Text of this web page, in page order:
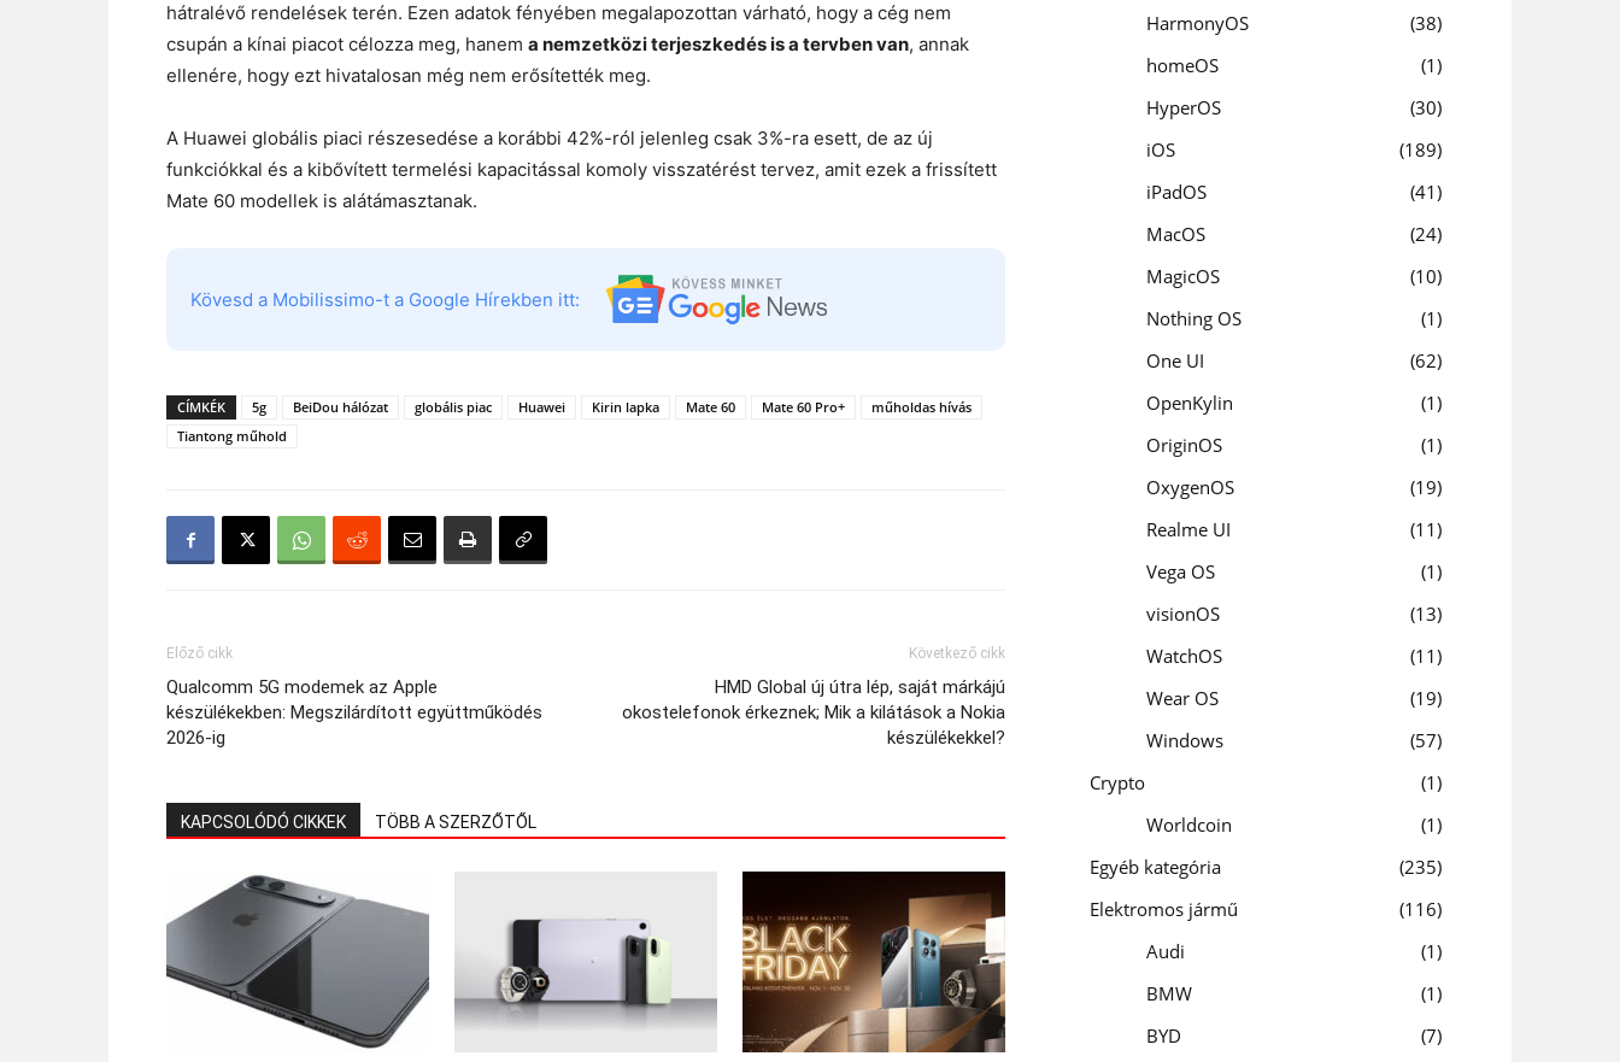
hátralévő rendelések terén. Ezen adatok fényében megalapozottan várható, hogy a cég nem
csupán a kínai piacot célozza meg, hanem a nemzetközi terjeszkedés is a tervben van, annak
ellenére, hogy ezt hivatalosan még nem erősítették meg.
A Huawei globális piaci részesedése a korábbi 42%-ról jelenleg csak 3%-ra esett, de az új
funkciókkal és a kibővített termelési kapacitással komoly visszatérést tervez, amit ezek a frissített
Mate 60 modellek is alátámasztanak.
Kövesd a Mobilissimo-t a Google Hírekben itt:
CÍMKÉK 5g BeiDou hálózat globális piac Huawei Kirin lapka Mate 60 Mate 60 Pro+
műholdas hívás
Tiantong műhold
Előző cikk
Qualcomm 5G modemek az Apple
készülékekben: Megszilárdított együttműködés
2026-ig
Következő cikk
HMD Global új útra lép, saját márkájú
okostelefonok érkeznek; Mik a kilátások a Nokia
készülékekkel?
KAPCSOLÓDÓ CIKKEK TÖBB A SZERZŐTŐL
HarmonyOS
38
homeOS
1
HyperOS
30
iOS
189
iPadOS
41
MacOS
24
MagicOS
10
Nothing OS
1
One UI
62
OpenKylin
1
OriginOS
1
OxygenOS
19
Realme UI
11
Vega OS
1
visionOS
13
WatchOS
11
Wear OS
19
Windows
57
Crypto
1
Worldcoin
1
Egyéb kategória
235
Elektromos jármű
116
Audi
1
BMW
1
BYD
7